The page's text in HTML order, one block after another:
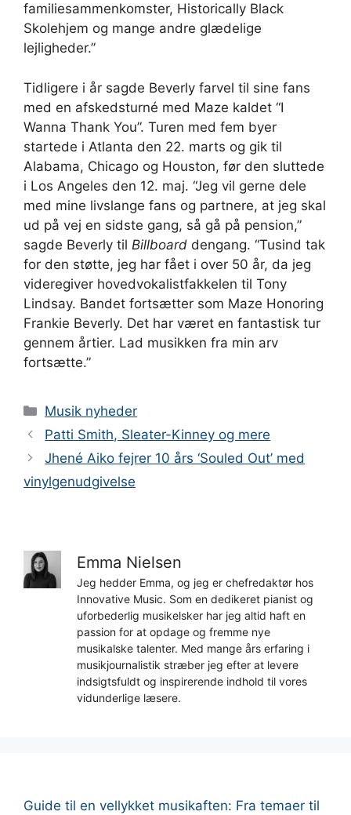
familiesammenkomster, Historically Black
Skolehjem og mange andre glædelige
lejligheder.”
Tidligere i år sagde Beverly farvel til sine fans
med en afskedsturné med Maze kaldet “I
Wanna Thank You”. Turen med fem byer
startede i Atlanta den 22. marts og gik til
Alabama, Chicago og Houston, før den sluttede
i Los Angeles den 12. maj. “Jeg vil gerne dele
med mine livslange fans og partnere, at jeg skal
ud på vej en sidste gang, så gå på pension,”
sagde Beverly til Billboard dengang. “Tusind tak
for den støtte, jeg har fået i over 50 år, da jeg
videregiver hovedvokalistfakkelen til Tony
Lindsay. Bandet fortsætter som Maze Honoring
Frankie Beverly. Det har været en fantastisk tur
gennem årtier. Lad musikken fra min arv
fortsætte.”
Kategorier
Musik nyheder
Patti Smith, Sleater-Kinney og mere
Jhené Aiko fejrer 10 års ‘Souled Out’ med
vinylgenudgivelse
Emma Nielsen
Jeg hedder Emma, og jeg er chefredaktør hos
Innovative Music. Som en dedikeret pianist og
uforbederlig musikelsker har jeg altid haft en
passion for at opdage og fremme nye
musikalske talenter. Med mange års erfaring i
musikjournalistik stræber jeg efter at levere
indsigtsfuldt og inspirerende indhold til vores
vidunderlige læsere.
Guide til en vellykket musikaften: Fra temaer til